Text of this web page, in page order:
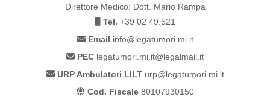
Direttore Medico: Dott. Mario Rampa
Tel. +39 02 49.521
Email info@legatumori.mi.it
PEC legatumori.mi.it@legalmail.it
URP Ambulatori LILTurp@legatumori.mi.it
Cod. Fiscale80107930150